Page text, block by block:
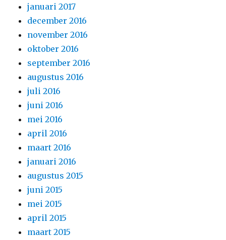
januari 2017
december 2016
november 2016
oktober 2016
september 2016
augustus 2016
juli 2016
juni 2016
mei 2016
april 2016
maart 2016
januari 2016
augustus 2015
juni 2015
mei 2015
april 2015
maart 2015